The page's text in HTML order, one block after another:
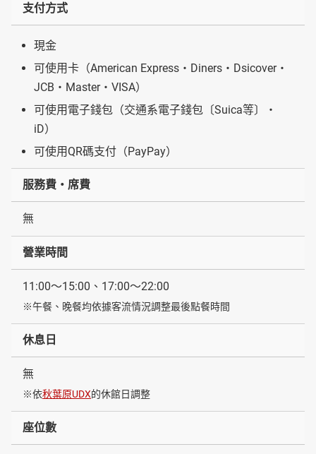
支付方式
現金
可使用卡（American Express・Diners・Dsicover・
JCB・Master・VISA）
可使用電子錢包（交通系電子錢包〔Suica等〕・
iD）
可使用QR碼支付（PayPay）
服務費・席費
無
營業時間
11:00～15:00、17:00～22:00
※午餐、晚餐均依據客流情況調整最後點餐時間
休息日
無
※依秋葉原UDX的休館日調整
座位數